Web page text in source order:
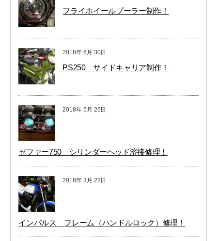
フライホイールプーラー制作！
2018年 6月 30日
PS250 サイドキャリア制作！
2018年 5月 26日
ゼファー750 シリンダーヘッド溶接修理！
2018年 3月 22日
インパルス フレーム（ハンドルロック）修理！